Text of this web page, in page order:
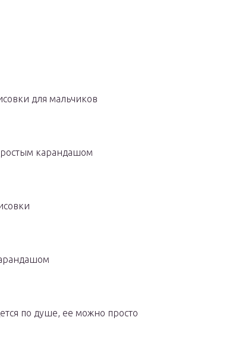
для мальчиков
карандашом
по душе, ее можно просто